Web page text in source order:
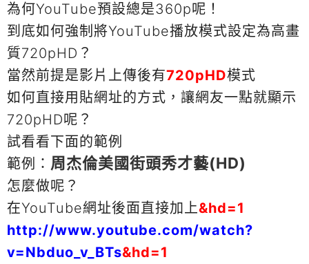
為何YouTube預設總是360p呢！
到底如何強制將YouTube播放模式設定為高畫
質720pHD？
當然前提是影片上傳後有720pHD模式
如何直接用貼網址的方式，讓網友一點就顯示
720pHD呢？
試看看下面的範例
範例： 周杰倫美國街頭秀才藝(HD)
怎麼做呢？
在YouTube網址後面直接加上&hd=1
http://www.youtube.com/watch?
v=Nbduo_v_BTs&hd=1